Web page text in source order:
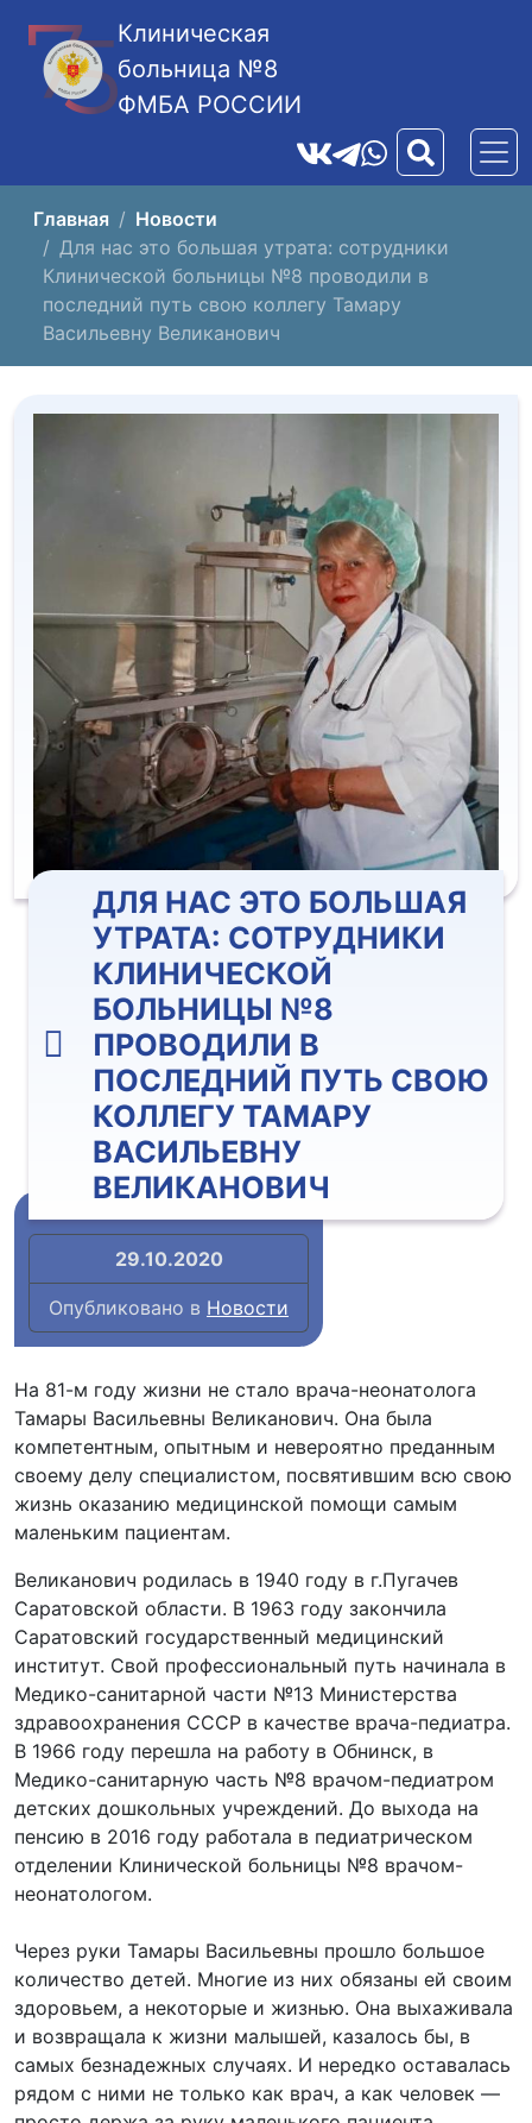
Клиническая
больница №8
ФМБА РОССИИ
Главная
Новости
Для нас это большая утрата: сотрудники
Клинической больницы №8 проводили в
последний путь свою коллегу Тамару
Васильевну Великанович
ДЛЯ НАС ЭТО БОЛЬШАЯ
УТРАТА: СОТРУДНИКИ
КЛИНИЧЕСКОЙ
БОЛЬНИЦЫ №8
ПРОВОДИЛИ В
ПОСЛЕДНИЙ ПУТЬ СВОЮ
КОЛЛЕГУ ТАМАРУ
ВАСИЛЬЕВНУ
ВЕЛИКАНОВИЧ
29.10.2020
Опубликовано в Новости
На 81-м году жизни не стало врача-неонатолога
Тамары Васильевны Великанович. Она была
компетентным, опытным и невероятно преданным
своему делу специалистом, посвятившим всю свою
жизнь оказанию медицинской помощи самым
маленьким пациентам.
Великанович родилась в 1940 году в г.Пугачев
Саратовской области. В 1963 году закончила
Саратовский государственный медицинский
институт. Свой профессиональный путь начинала в
Медико-санитарной части №13 Министерства
здравоохранения СССР в качестве врача-педиатра.
В 1966 году перешла на работу в Обнинск, в
Медико-санитарную часть №8 врачом-педиатром
детских дошкольных учреждений. До выхода на
пенсию в 2016 году работала в педиатрическом
отделении Клинической больницы №8 врачом-
неонатологом.
Через руки Тамары Васильевны прошло большое
количество детей. Многие из них обязаны ей своим
здоровьем, а некоторые и жизнью. Она выхаживала
и возвращала к жизни малышей, казалось бы, в
самых безнадежных случаях. И нередко оставалась
рядом с ними не только как врач, а как человек —